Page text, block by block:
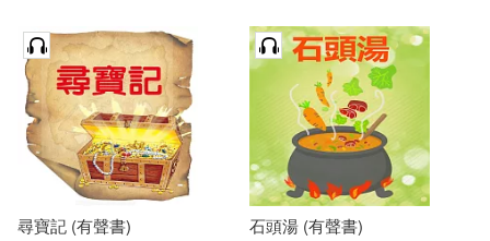
尋寶記 (有聲書)
石頭湯 (有聲書)